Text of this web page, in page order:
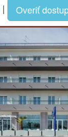
| Overiť